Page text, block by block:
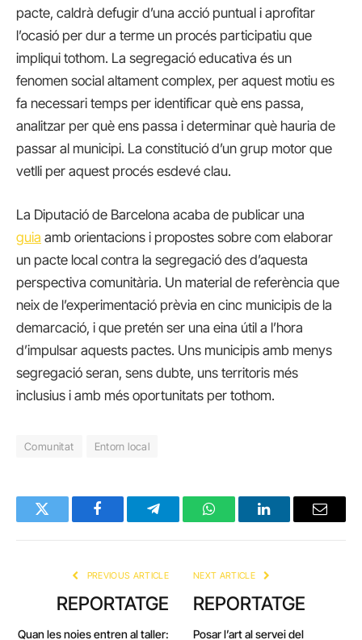
pacte, caldrà defugir d’una acció puntual i aprofitar
l’ocasió per dur a terme un procés participatiu que
impliqui tothom. La segregació educativa és un
fenomen social altament complex, per aquest motiu es
fa necessari temps per identificar què ens passa,
analitzar per què ens passa i determinar què hauria de
passar al municipi. La constitució d’un grup motor que
vetlli per aquest procés esdevé clau.
La Diputació de Barcelona acaba de publicar una
guia amb orientacions i propostes sobre com elaborar
un pacte local contra la segregació des d’aquesta
perspectiva comunitària. Un material de referència que
neix de l’experimentació prèvia en cinc municipis de la
demarcació, i que pretén ser una eina útil a l’hora
d’impulsar aquests pactes. Uns municipis amb menys
segregació seran, sens dubte, uns territoris més
inclusius i amb més oportunitats per tothom.
Comunitat Entorn local
Twitter FacebookTelegramWhatsAppLinkedInEmail
PREVIOUS ARTICLE
REPORTATGE
Quan les noies entren al taller:
NEXT ARTICLE
REPORTATGE
Posar l’art al servei del